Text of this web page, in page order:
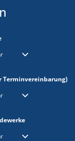
auszublenden
Von 08:00 bis 12:00
Terminvereinbarung)
auszublenden
Von 08:00 bis 12:00
auszublenden
Von 08:00 bis 12:00